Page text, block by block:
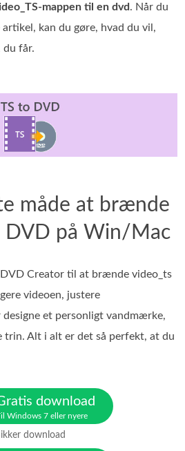
til en dvd . Når du
kan du gøre, hvad du vil,
du får.
måde at brænde
DVD på Win/Mac
Creator til at brænde video_ts
videoen, justere
et personligt vandmærke,
Alt i alt er det så perfekt, at du
download
Windows 7 eller nyere
download